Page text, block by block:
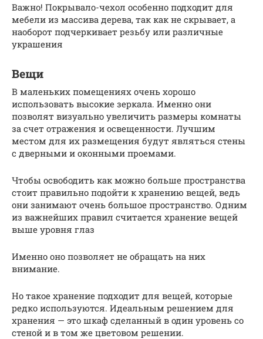
Важно! Покрывало-чехол особенно подходит для
мебели из массива дерева, так как не скрывает, а
наоборот подчеркивает резьбу или различные
украшения
Вещи
В маленьких помещениях очень хорошо
использовать высокие зеркала. Именно они
позволят визуально увеличить размеры комнаты
за счет отражения и освещенности. Лучшим
местом для их размещения будут являться стены
с дверными и оконными проемами.
Чтобы освободить как можно больше пространства
стоит правильно подойти к хранению вещей, ведь
они занимают очень большое пространство. Одним
из важнейших правил считается хранение вещей
выше уровня глаз
Именно оно позволяет не обращать на них
внимание.
Но такое хранение подходит для вещей, которые
редко используются. Идеальным решением для
хранения — это шкаф сделанный в один уровень со
стеной и в том же цветовом решении.